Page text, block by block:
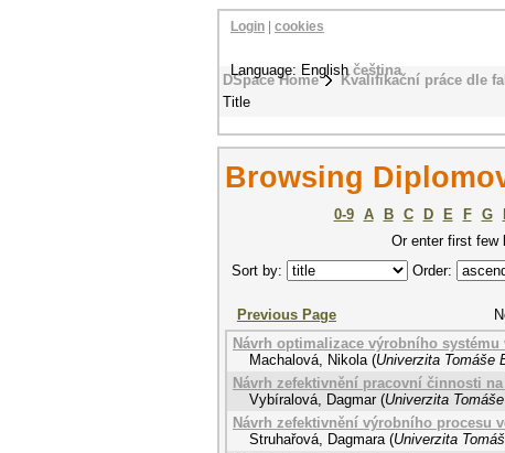
DSpace Home Kvalifikační práce dle
Title
Login cookies
Language: Englishčeština
Browsing
0-9 A B C D E F G
Or enter first few
Sort by:
Order:
Previous Page
Návrh optimalizace výrobního
Machalová, Nikola (Univerzita Tomáše
Návrh zefektivnění pracovní činnosti
Vybíralová, Dagmar (Univerzita
Návrh zefektivnění výrobního procesu
Struhařová, Dagmara (Univerzita